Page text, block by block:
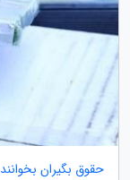
حقوق بگیران